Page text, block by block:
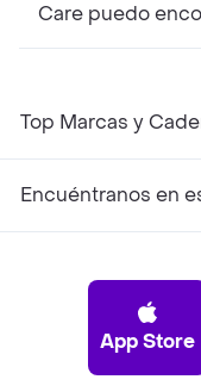
Care puedo
Top Marcas y
Encuéntranos en
App Store